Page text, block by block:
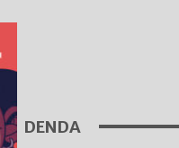
DENDA